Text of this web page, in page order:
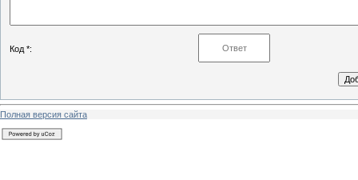
Код *:
Полная версия сайта